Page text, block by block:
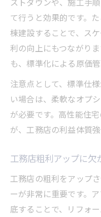
て行うと効果的です。
棟建設することで、ス
利の向上にもつながり
も、標準化による原価管
注意点として、標準仕
い場合は、柔軟なオプ
が必要です。高性能住
が、工務店の利益体質強
工務店粗利アップに欠
工務店の粗利をアップ
ーが非常に重要です。
底することで、リフォ